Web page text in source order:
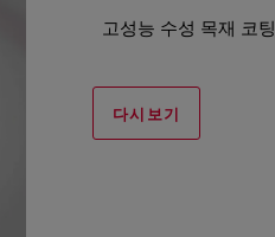
고성능 수성 목재 코팅
다시보기